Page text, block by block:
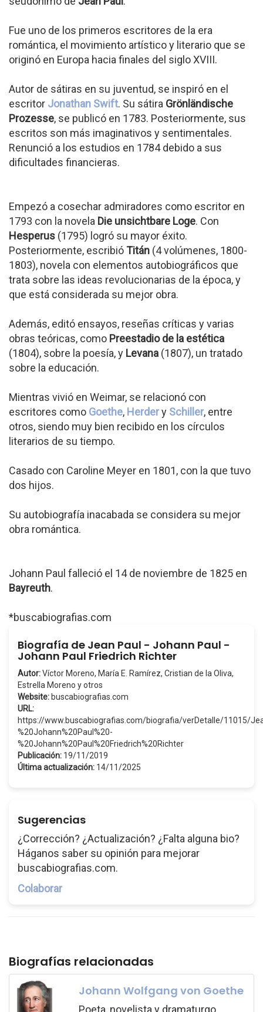
Fue uno de los primeros escritores de la era
romántica, el movimiento artístico y literario que se
originó en Europa hacia finales del siglo XVIII.
Autor de sátiras en su juventud, se inspiró en el
escritor Jonathan Swift. Su sátira Grönländische
Prozesse, se publicó en 1783. Posteriormente, sus
escritos son más imaginativos y sentimentales.
Renunció a los estudios en 1784 debido a sus
dificultades financieras.
Empezó a cosechar admiradores como escritor en
1793 con la novela Die unsichtbare Loge. Con
Hesperus (1795) logró su mayor éxito.
Posteriormente, escribió Titán (4 volúmenes, 1800-
1803), novela con elementos autobiográficos que
trata sobre las ideas revolucionarias de la época, y
que está considerada su mejor obra.
Además, editó ensayos, reseñas críticas y varias
obras teóricas, como Preestadio de la estética
(1804), sobre la poesía, y Levana (1807), un tratado
sobre la educación.
Mientras vivió en Weimar, se relacionó con
escritores como Goethe, Herdery Schiller, entre
otros, siendo muy bien recibido en los círculos
literarios de su tiempo.
Casado con Caroline Meyer en 1801, con la que tuvo
dos hijos.
Su autobiografía inacabada se considera su mejor
obra romántica.
Johann Paul falleció el 14 de noviembre de 1825 en
Bayreuth.
*buscabiografias.com
Biografía de Jean Paul - Johann Paul -
Johann Paul Friedrich Richter
Autor:Víctor Moreno, María E. Ramírez, Cristian de la Oliva,
Estrella Moreno y otros
Website: buscabiografias.com
URL:
https://www.buscabiografias.com/biografia/verDetalle/11015/
%20Johann%20Paul%20-
%20Johann%20Paul%20Friedrich%20Richter
Publicación: 19/11/2019
Última actualización: 14/11/2025
Sugerencias
¿Corrección? ¿Actualización? ¿Falta alguna bio?
Háganos saber su opinión para mejorar
buscabiografias.com.
Colaborar
Biografías relacionadas
Johann Wolfgang von Goethe
Poeta, novelista y dramaturgo